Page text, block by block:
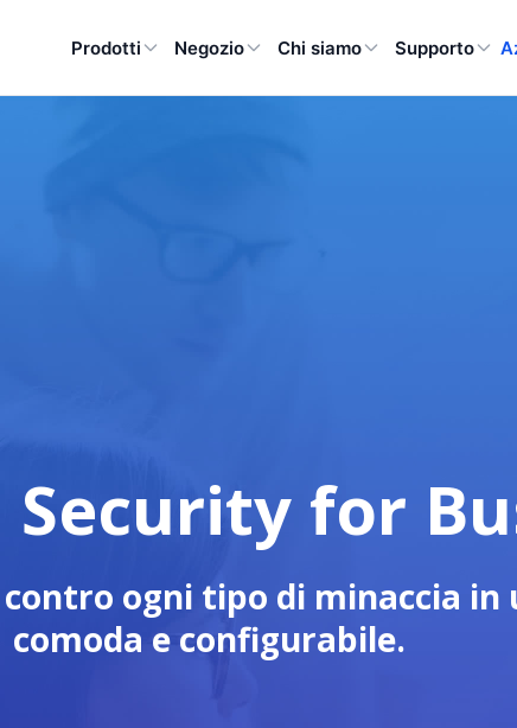
Prodotti Negozio Chi siamo Supporto
Security for
ogni tipo di minaccia in
comoda e configurabile.